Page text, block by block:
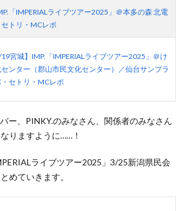
「IMPERIALライブツアー2025」＠本多の森 北電
トリ・MCレポ
19宮城】IMP.「IMPERIALライブツアー2025」＠け
ンター（郡山市民文化センター）／仙台サンプラ
セトリ・MCレポ
ー、PINKY.のみなさん、関係者のみなさん
りますように……！
ライブツアー2025」3/25新潟県民会
めていきます。